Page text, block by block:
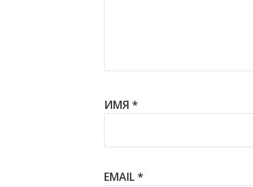
ИМЯ *
EMAIL*